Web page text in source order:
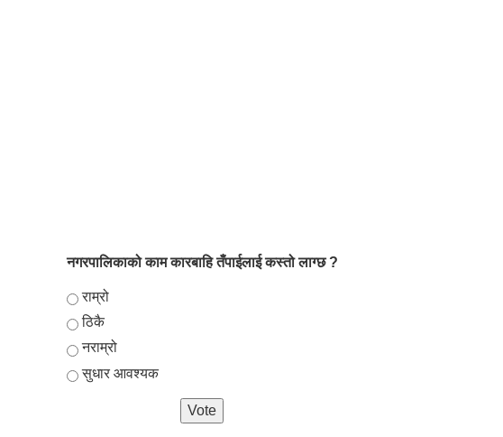
नगरपालिकाको काम कारबाहि तँपाईलाई कस्तो लाग्छ ?
Choices
राम्रो
ठिकै
नराम्रो
सुधार आवश्यक